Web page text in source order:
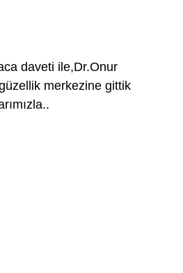
daveti ile,Dr.Onur
merkezine gittik